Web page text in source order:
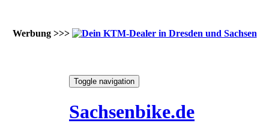
Werbung >>>
Toggle navigation
Sachsenbike.de